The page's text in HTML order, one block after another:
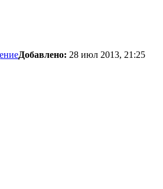
Добавлено: 28 июл 2013, 21:25